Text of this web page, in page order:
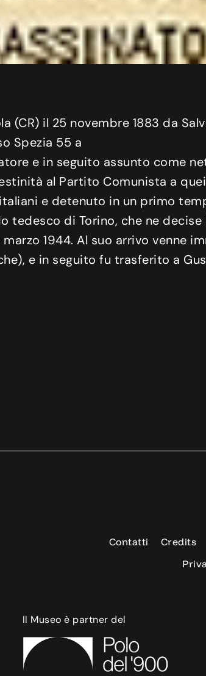
(CR) il 25 novembre 1883 da
Spezia 55 a
e in seguito assunto come
al Partito Comunista a
e detenuto in un primo
tedesco di Torino, che ne
1944. Al suo arrivo venne
e in seguito fu trasferito a
Contatti Credits
Il Museo è partner del